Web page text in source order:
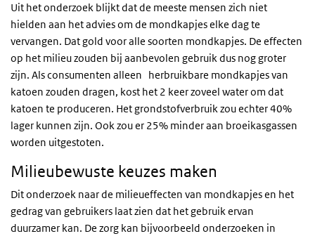
Uit het onderzoek blijkt dat de meeste mensen zich niet
hielden aan het advies om de mondkapjes elke dag te
vervangen. Dat gold voor alle soorten mondkapjes. De effecten
op het milieu zouden bij aanbevolen gebruik dus nog groter
zijn. Als consumenten alleen herbruikbare mondkapjes van
katoen zouden dragen, kost het 2 keer zoveel water om dat
katoen te produceren. Het grondstofverbruik zou echter 40%
lager kunnen zijn. Ook zou er 25% minder aan broeikasgassen
worden uitgestoten.
Milieubewuste keuzes maken
Dit onderzoek naar de milieueffecten van mondkapjes en het
gedrag van gebruikers laat zien dat het gebruik ervan
duurzamer kan. De zorg kan bijvoorbeeld onderzoeken in